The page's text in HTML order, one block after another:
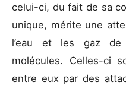
celui-ci, du fait de sa
unique, mérite une
l’eau et les gaz de
molécules. Celles-ci
entre eux par des